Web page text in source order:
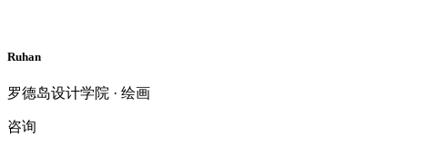
Ruhan
罗德岛设计学院 · 绘画
咨询